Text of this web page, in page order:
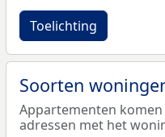
Toelichting
Soorten
Appartementen komen
adressen met het